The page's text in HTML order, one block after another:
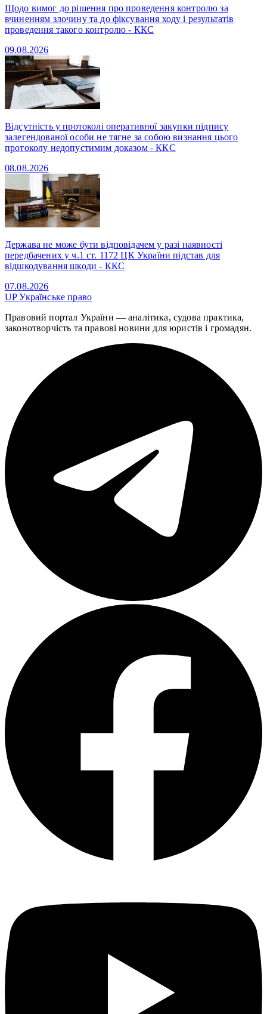
Щодо вимог до рішення про проведення контролю за
вчиненням злочину та до фіксування ходу і результатів
проведення такого контролю - ККС
09.08.2026
Відсутність у протоколі оперативної закупки підпису
залегендованої особи не тягне за собою визнання цього
протоколу недопустимим доказом - ККС
08.08.2026
Держава не може бути відповідачем у разі наявності
передбачених у ч.1 ст. 1172 ЦК України підстав для
відшкодування шкоди - ККС
07.08.2026
UPУкраїнське право
Правовий портал України — аналітика, судова практика,
законотворчість та правові новини для юристів і громадян.